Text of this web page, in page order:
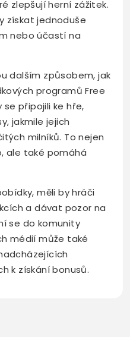
zlepšují herní zážitek.
získat jednoduše
nebo účastí na
dalším způsobem, jak
programů Free
se připojili ke hře,
jakmile jejich
milníků. To nejen
ale také pomáhá
měli by hráči
a dávat pozor na
se do komunity
médií může také
k získání bonusů.